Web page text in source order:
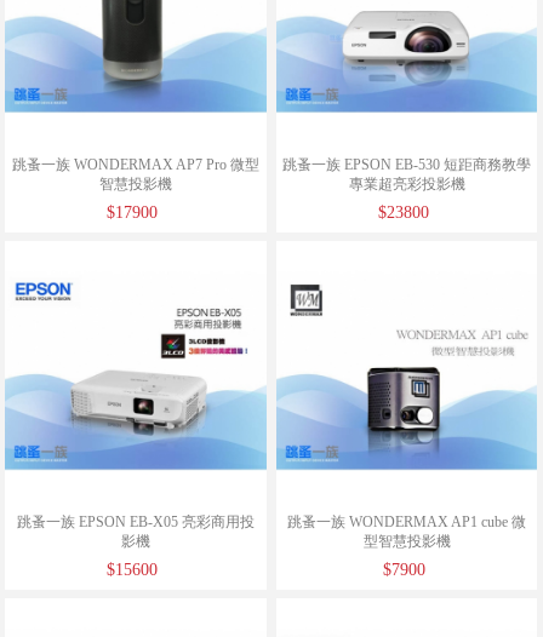
跳蚤一族 WONDERMAX AP7 Pro 微型
智慧投影機
$17900
跳蚤一族 EPSON EB-530 短距商務教學
專業超亮彩投影機
$23800
跳蚤一族 EPSON EB-X05 亮彩商用投
影機
$15600
跳蚤一族 WONDERMAX AP1 cube 微
型智慧投影機
$7900